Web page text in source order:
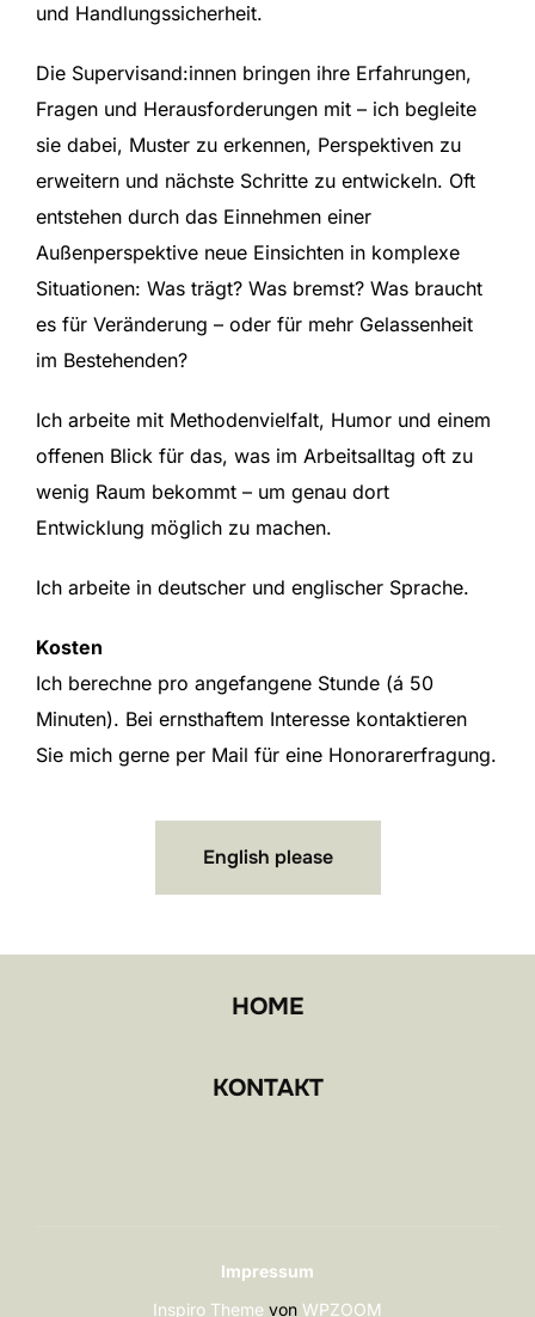
und Handlungssicherheit.
Die Supervisand:innen bringen ihre Erfahrungen,
Fragen und Herausforderungen mit – ich begleite
sie dabei, Muster zu erkennen, Perspektiven zu
erweitern und nächste Schritte zu entwickeln. Oft
entstehen durch das Einnehmen einer
Außenperspektive neue Einsichten in komplexe
Situationen: Was trägt? Was bremst? Was braucht
es für Veränderung – oder für mehr Gelassenheit
im Bestehenden?
Ich arbeite mit Methodenvielfalt, Humor und einem
offenen Blick für das, was im Arbeitsalltag oft zu
wenig Raum bekommt – um genau dort
Entwicklung möglich zu machen.
Ich arbeite in deutscher und englischer Sprache.
Kosten
Ich berechne pro angefangene Stunde (á 50
Minuten). Bei ernsthaftem Interesse kontaktieren
Sie mich gerne per Mail für eine Honorarerfragung.
English please
HOME
KONTAKT
Impressum
Inspiro Theme von WPZOOM